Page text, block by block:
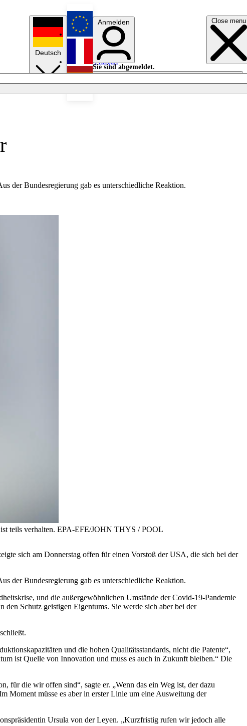
Close menu
Deutsch
English
Français
Anmelden
Sie sind abgemeldet.
Anmelden
Licht aus
der Bundesregierung gab es unterschiedliche Reaktion.
teils verhalten. EPA-EFE/JOHN THYS / POOL
sich am Donnerstag offen für einen Vorstoß der USA, die sich bei der
derBundesregierung gab es unterschiedliche Reaktion.
und die außergewöhnlichen Umstände der Covid-19-Pandemie
den Schutz geistigen Eigentums. Sie werde sich aber bei der
und die hohen Qualitätsstandards, nicht die Patente“,
ist Quelle von Innovation und muss es auch in Zukunft bleiben.“ Die
für die wir offen sind“, sagte er. „Wenn das ein Weg ist, der dazu
Moment müsse es aber in erster Linie um eine Ausweitung der
Ursula von der Leyen. „Kurzfristig rufen wir jedoch alle